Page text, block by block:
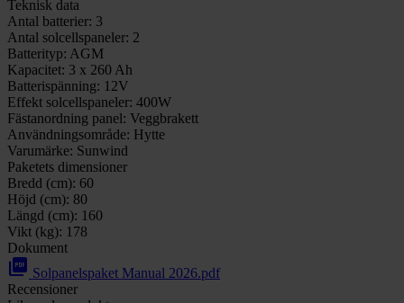
Teknisk data
Antal batterier: 3
Antal solcellspaneler: 2
Batterityp: AGM
Kapacitet: 3 x 260 Ah
Batterispänning: 12V
Effekt solcellspaneler: 400W
Fästanordning panel: Veggbrakett
Användningsområde: Hytte
Varumärke: Sunwind
Paketets dimensioner
Bredd (cm): 60
Höjd (cm): 80
Längd (cm): 160
Vikt (kg): 178
Dokument
picture_as_pdf Solpanelspaket Manual 2026.pdf
Recensioner